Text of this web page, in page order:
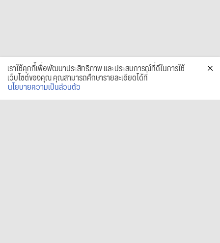
เราใช้คุกกี้เพื่อพัฒนาประสิทธิภาพ และประสบการณ์ที่ดีในการใช้
เว็บไซต์ของคุณ คุณสามารถศึกษารายละเอียดได้ที่
นโยบายความเป็นส่วนตัว